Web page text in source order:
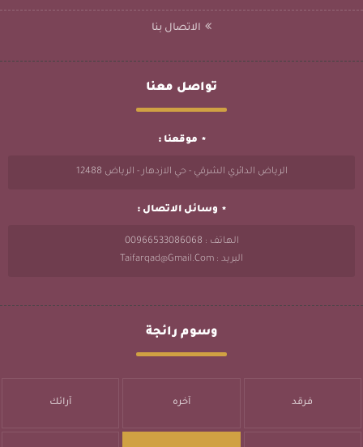
الاتصال بنا
تواصل معنا
موقعنا :
الرياض الدائري الشرقي - حي الازدهار - الرياض 12488
وسائل الاتصال :
الهاتف : 00966533086068
البريد : Taifarqad@gmail.com
وسوم رائجة
فرقد آخره آرائك